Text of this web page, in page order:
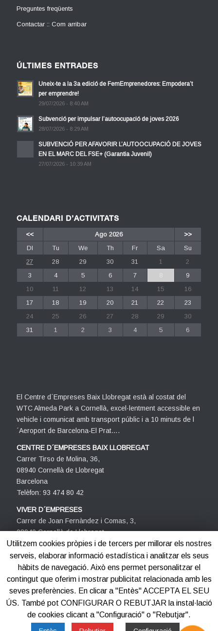
Preguntes freqüents
Contactar :: Com arribar
ÚLTIMES ENTRADES
Uneix-te a la 3a edició de FemEmprenedores: Empodera’t
per emprendre!
29/07/2026 - 8:40 AM
Subvenció per impulsar l’autoocupació de joves 2026
28/07/2026 - 8:29 AM
SUBVENCIÓ PER AFAVORIR L’AUTOOCUPACIÓ DE JOVES
EN EL MARC DEL FSE+ (Garantia Juvenil)
27/07/2026 - 10:39 AM
CALENDARI D’ACTIVITATS
<< Ago 2026
>>
Dl
Tu We Th Fr Sa
Su
27
28 29 30 31 1
2
3
4 5 6 7 8
9
10
11 12 13 14 15
16
17
18 19 20 21 22
23
24
25 26 27 28 29
30
31
1 2 3 4 5 6
El Centre d´Empreses Baix Llobregat està al costat del
WTC Almeda Park a Cornellà, excel·lentment accessible en
vehicle i comunicat amb transport públic i a 10 minuts de l
´Aeroport de Barcelona-El Prat….
CENTRE D´EMPRESES BAIX LLOBREGAT
Carrer Tirso de Molina, 36,
08940 Cornellà de Llobregat
Barcelona
Telèfon: 93 474 80 42
VIVER D´EMPRESES
Carrer de Joan Fernàndez i Comas, 3,
08940 Cornellà de Llobregat
Barcelona
Telèfon: 93 474 80 42
©2012-2025 Centre d'Empreses PROCORNELLÀ
Utilitzem cookies pròpies i de tercers per millorar els nostres
serveis, elaborar informació estadística i analitzar els seus
hàbits de navegació. Això ens permet personalitzar el
contingut que oferim i mostrar publicitat relacionada amb les
seves preferències. En clicar a "Entès" ACCEPTA EL SEU
ÚS. També pot CONFIGURAR O REBUTJAR la instal·lació
de cookies clicant a "Configuració" o "Rebutjar".